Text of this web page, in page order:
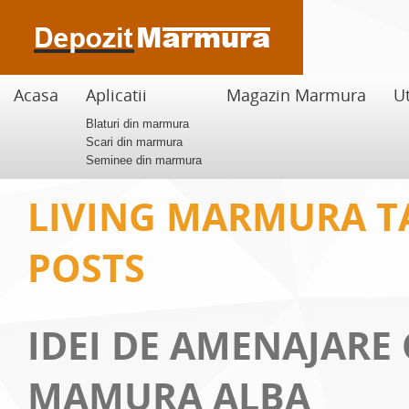
Acasa Aplicatii
Blaturi din marmura
Scari din marmura
Seminee din marmura
Magazin Marmura
LIVING MARMURA
POSTS
IDEI DE AMENAJARE
MAMURA ALBA